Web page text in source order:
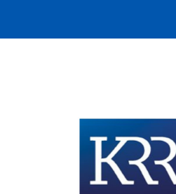
Praca